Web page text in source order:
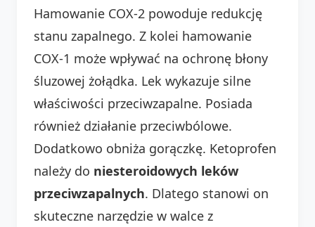
Hamowanie COX-2 powoduje redukcję
stanu zapalnego. Z kolei hamowanie
COX-1 może wpływać na ochronę błony
śluzowej żołądka. Lek wykazuje silne
właściwości przeciwzapalne. Posiada
również działanie przeciwbólowe.
Dodatkowo obniża gorączkę. Ketoprofen
należy do niesteroidowych leków
przeciwzapalnych. Dlatego stanowi on
skuteczne narzędzie w walce z